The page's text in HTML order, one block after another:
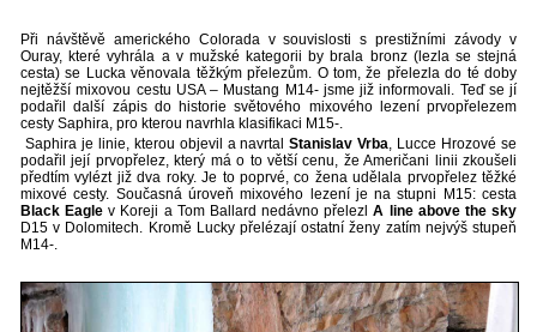
Při návštěvě amerického Colorada v souvislosti s prestižními závody v
Ouray, které vyhrála a v mužské kategorii by brala bronz (lezla se stejná
cesta) se Lucka věnovala těžkým přelezům. O tom, že přelezla do té doby
nejtěžší mixovou cestu USA – Mustang M14- jsme již informovali. Teď se jí
podařil další zápis do historie světového mixového lezení prvopřelezem
cesty Saphira, pro kterou navrhla klasifikaci M15-.
Saphira je linie, kterou objevil a navrtalStanislav Vrba , Lucce Hrozové se
podařil její prvopřelez, který má o to větší cenu, že Američani linii zkoušeli
předtím vylézt již dva roky. Je to poprvé, co žena udělala prvopřelez těžké
mixové cesty. Současná úroveň mixového lezení je na stupni M15: cesta
Black Eagle v Koreji a Tom Ballard nedávno přelezlA line above the sky
D15 v Dolomitech. Kromě Lucky přelézají ostatní ženy zatím nejvýš stupeň
M14-.